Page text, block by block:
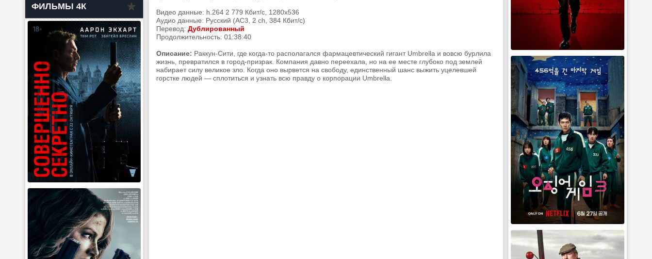
ФИЛЬМЫ 4К
Видео данные: h.264 2 779 Кбит/с, 1280x536
Аудио данные: Русский (AC3, 2 ch, 384 Кбит/с)
Перевод: Дублированный
Продолжительность: 01:38:40
Описание: Раккун-Сити, где когда-то располагался фармацевтический гигант Umbrella и вовсю бурлила
жизнь, превратился в город-призрак. Компания давно переехала, но на ее месте глубоко под землей
набирает силу великое зло. Когда оно вырвется на свободу, единственный шанс выжить уцелевшей
горстке людей — сплотиться и узнать всю правду о корпорации Umbrellа.